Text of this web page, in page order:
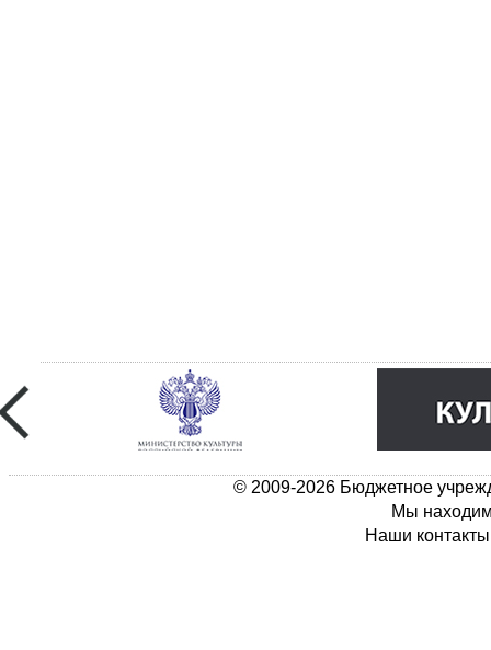
© 2009-2026 Бюджетное
Мы
Наши